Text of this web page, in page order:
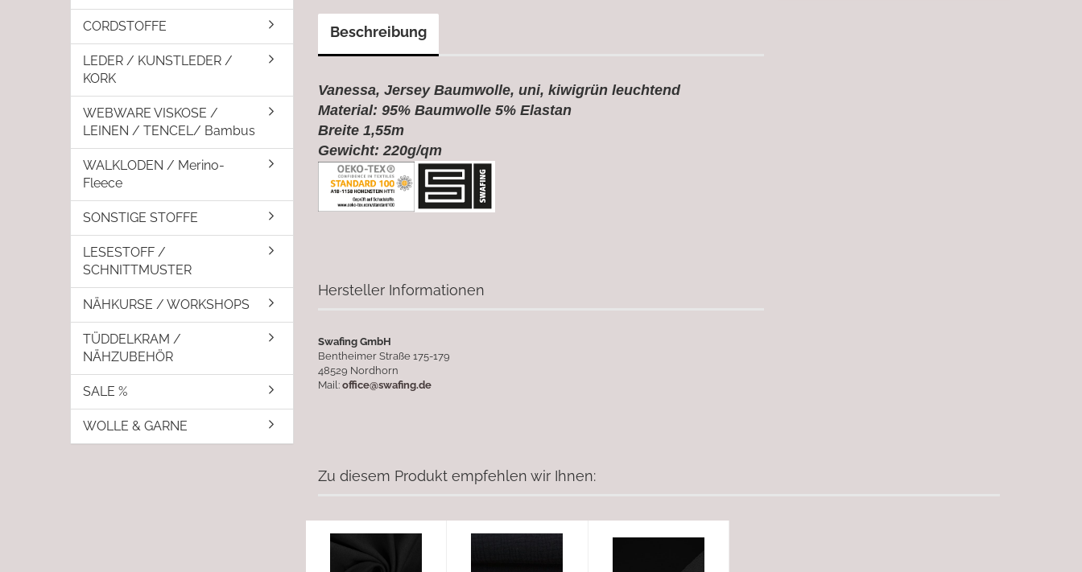
Beschreibung
Vanessa, Jersey Baumwolle, uni, kiwigrün leuchtend
Material: 95% Baumwolle 5% Elastan
Breite 1,55m
Gewicht: 220g/qm
Hersteller Informationen
Swafing GmbH
Bentheimer Straße 175-179
48529 Nordhorn
Mail: office@swafing.de
Zu diesem Produkt empfehlen wir Ihnen:
CORDSTOFFE
LEDER / KUNSTLEDER /
KORK
WEBWARE VISKOSE /
LEINEN / TENCEL/ Bambus
WALKLODEN / Merino-
Fleece
SONSTIGE STOFFE
LESESTOFF /
SCHNITTMUSTER
NÄHKURSE / WORKSHOPS
TÜDDELKRAM /
NÄHZUBEHÖR
SALE %
WOLLE & GARNE